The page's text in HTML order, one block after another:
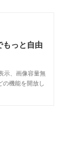
もっと自由
示、画像容量無
の機能を開放し